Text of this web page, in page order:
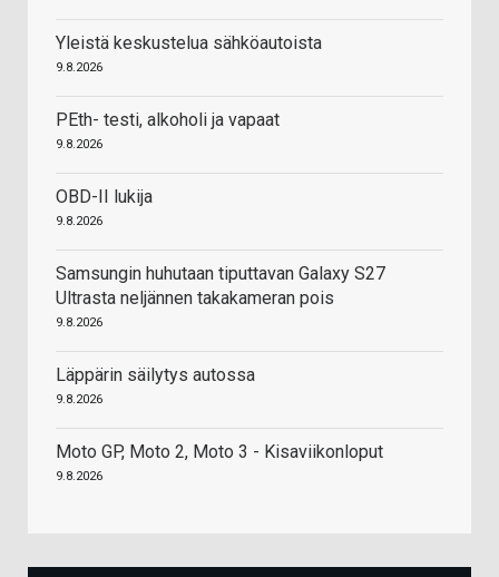
Yleistä keskustelua sähköautoista
9.8.2026
PEth- testi, alkoholi ja vapaat
9.8.2026
OBD-II lukija
9.8.2026
Samsungin huhutaan tiputtavan Galaxy S27
Ultrasta neljännen takakameran pois
9.8.2026
Läppärin säilytys autossa
9.8.2026
Moto GP, Moto 2, Moto 3 - Kisaviikonloput
9.8.2026